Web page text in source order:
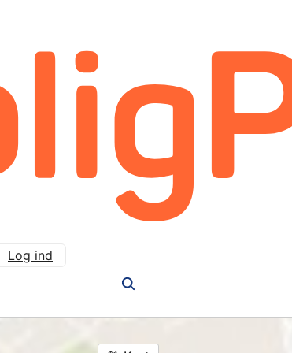
Log ind